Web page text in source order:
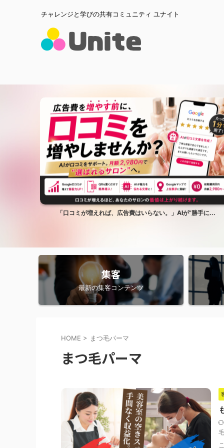
チャレンジと学びの共有コミュニティ ユナイト
「口コミが増えれば、広告費はいらない。」AIが”勝手に...
集客
最新の集客コンテンツ
HOME > まつ毛パーマ
まつ毛パーマ